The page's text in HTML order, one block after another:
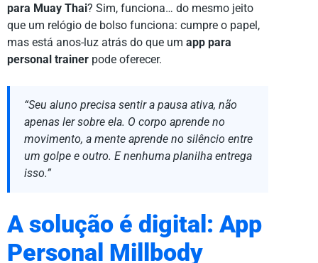
para Muay Thai? Sim, funciona… do mesmo jeito
que um relógio de bolso funciona: cumpre o papel,
mas está anos-luz atrás do que um app para
personal trainer pode oferecer.
“Seu aluno precisa sentir a pausa ativa, não
apenas ler sobre ela. O corpo aprende no
movimento, a mente aprende no silêncio entre
um golpe e outro. E nenhuma planilha entrega
isso.”
A solução é digital: App
Personal Millbody